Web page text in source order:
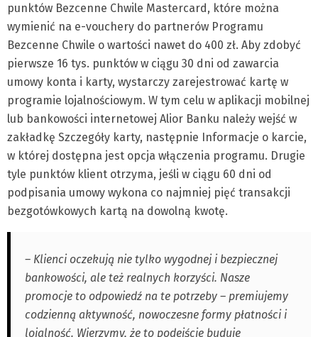
punktów Bezcenne Chwile Mastercard, które można
wymienić na e-vouchery do partnerów Programu
Bezcenne Chwile o wartości nawet do 400 zł. Aby zdobyć
pierwsze 16 tys. punktów w ciągu 30 dni od zawarcia
umowy konta i karty, wystarczy zarejestrować kartę w
programie lojalnościowym. W tym celu w aplikacji mobilnej
lub bankowości internetowej Alior Banku należy wejść w
zakładkę Szczegóły karty, następnie Informacje o karcie,
w której dostępna jest opcja włączenia programu. Drugie
tyle punktów klient otrzyma, jeśli w ciągu 60 dni od
podpisania umowy wykona co najmniej pięć transakcji
bezgotówkowych kartą na dowolną kwotę.
– Klienci oczekują nie tylko wygodnej i bezpiecznej
bankowości, ale też realnych korzyści. Nasze
promocje to odpowiedź na te potrzeby – premiujemy
codzienną aktywność, nowoczesne formy płatności i
lojalność. Wierzymy, że to podejście buduje